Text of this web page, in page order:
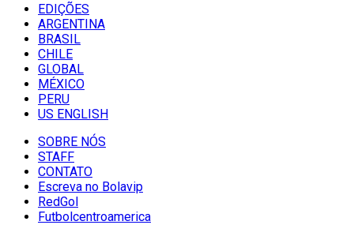
EDIÇÕES
ARGENTINA
BRASIL
CHILE
GLOBAL
MÉXICO
PERU
US ENGLISH
SOBRE NÓS
STAFF
CONTATO
Escreva no Bolavip
RedGol
Futbolcentroamerica